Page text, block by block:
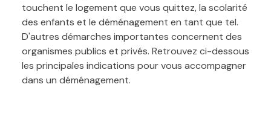
touchent le logement que vous quittez, la scolarité
des enfants et le déménagement en tant que tel.
D'autres démarches importantes concernent des
organismes publics et privés. Retrouvez ci-dessous
les principales indications pour vous accompagner
dans un déménagement.